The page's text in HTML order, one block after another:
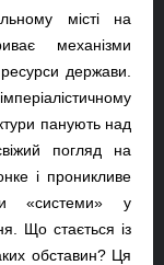
місті на
механізми
держави.
панують над
погляд на
і проникливе
«системи» у
Що стається із
обставин? Ця